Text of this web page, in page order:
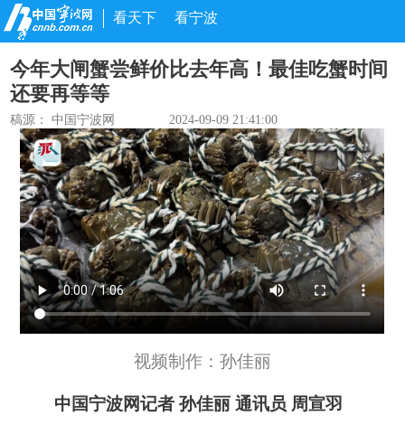
看天下 看宁波
今年大闸蟹尝鲜价比去年高！最佳吃蟹时间
还要再等等
稿源： 中国宁波网 2024-09-09 21:41:00
视频制作：孙佳丽
中国宁波网记者 孙佳丽 通讯员 周宣羽